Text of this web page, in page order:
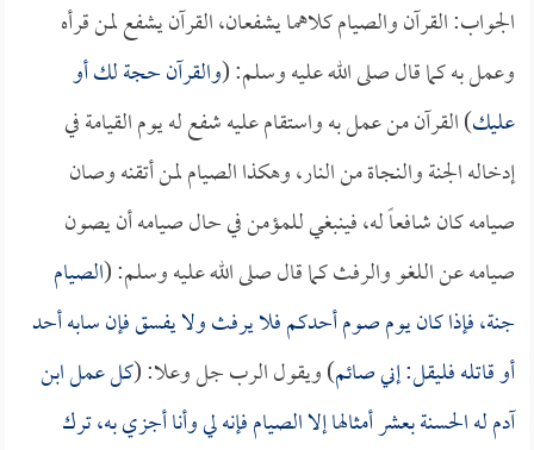
الجواب: القرآن والصيام كلاهما يشفعان، القرآن يشفع لمن قرأه
وعمل به كما قال صلى الله عليه وسلم: (والقرآن حجة لك أو
عليك) القرآن من عمل به واستقام عليه شفع له يوم القيامة في
إدخاله الجنة والنجاة من النار، وهكذا الصيام لمن أتقنه وصان
صيامه كان شافعاً له، فينبغي للمؤمن في حال صيامه أن يصون
صيامه عن اللغو والرفث كما قال صلى الله عليه وسلم: (الصيام
جنة، فإذا كان يوم صوم أحدكم فلا يرفث ولا يفسق فإن سابه أحد
أو قاتله فليقل: إني صائم) ويقول الرب جل وعلا: (كل عمل ابن
آدم له الحسنة بعشر أمثالها إلا الصيام فإنه لي وأنا أجزي به، ترك